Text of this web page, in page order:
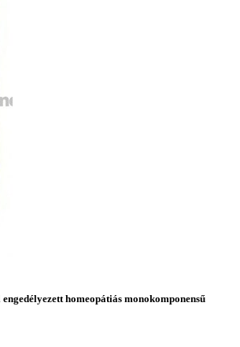
homeopátiás monokomponensű